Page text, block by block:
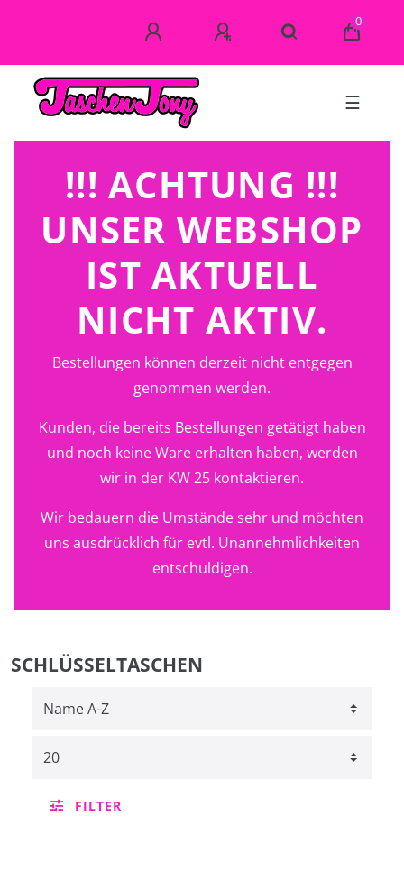
0
☰
!!! ACHTUNG !!!
UNSER WEBSHOP
IST AKTUELL
NICHT AKTIV.
Bestellungen können derzeit nicht entgegen
genommen werden.
Kunden, die bereits Bestellungen getätigt haben
und noch keine Ware erhalten haben, werden
wir in der KW 25 kontaktieren.
Wir bedauern die Umstände sehr und möchten
uns ausdrücklich für evtl. Unannehmlichkeiten
entschuldigen.
SCHLÜSSELTASCHEN
FILTER